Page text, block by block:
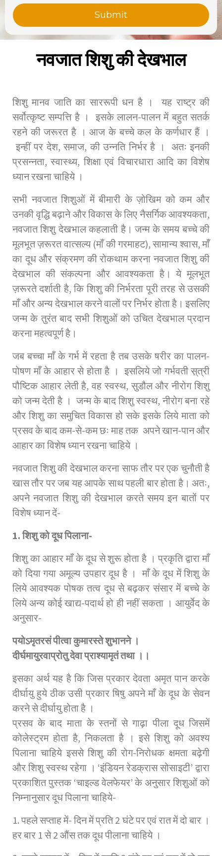
नवजात शिशु की देखभाल
शिशु मानव जाति का साररूपी धन है । यह राष्ट्र की
सर्वोत्कृष्ट सम्पत्ति है । इसके लालन-पालन में बहुत सतर्क
रहने की जरूरत है । आज के बच्चे कल के कर्णधार हैं ।
इन्हीं पर देश, समाज, की उन्नति निर्भर है । अतः इनकी
प्रसन्नता, स्वास्थ्य, शिक्षा एवं विचारधारा आदि का विशेष
ध्यान रखना चाहिये ।
सभी नवजात शिशुओं में बीमारी के ज़ोखिम को कम और
उनकी वृद्धि बढ़ाने और विकास के लिए नैसर्गिक आवश्यकता,
नवजात शिशु देखभाल कहलाती है। जन्म के समय बच्चे की
मूलभूत ज़रूरत वात्सल्य (माँ की गरमाहट), सामान्य श्वास, माँ
का दूध और संक्रमण की रोकथाम करना नवजात शिशु की
देखभाल की संकल्पना और आवश्यकता है। ये मूलभूत
ज़रूरते दर्शाती है, कि शिशु की निर्भरता पूरी तरह से उसकी
माँ और अन्य देखभाल करने वालों पर निर्भर होता है। इसलिए
जन्म के तुरंत बाद सभी शिशुओं को उचित देखभाल प्रदान
करना महत्वपूर्ण है।
जब बच्चा माँ के गर्भ में रहता है तब उसके षरीर का पालन-
पोषण माँ के आहार से होता है । इसलिये जो गर्भवती स़्त्री
पौष्टिक आहार लेती है, वह स्वस्थ, सुडौल और नीरोग शिशु
को जन्म देती है । जन्म के बाद शिशु स्वस्थ, नीरोग बना रहे
और शिशु का समुचित विकास हो सके इसके लिये माता को
प्रसव के बाद कम-से-कम छः माह तक अपने खान-पान और
आहार का विशेष ध्यान रखना चाहिये ।
नवजात शिशु की देखभाल करना साफ तौर पर एक चुनौती है
खास तौर पर जब यह आपके साथ पहली बार होता है। अतः,
अपने नवजात शिशु की देखभाल करते समय इन बातों पर
विशेष ध्यान दें-
1. शिशु को दूध पिलाना-
शिशु का आहार माँ के दूध से शुरू होता है । प्रकृति द्वारा माँ
को दिया गया अमूल्य उपहार दूध है । माँ के दूध में शिशु के
लिये आवश्यक पोषक तत्व दूध से बढ़कर संसार में बच्चे के
लिये अन्य कोई खाद्य-पदार्थ हो ही नहीं सकता । आयुर्वेद के
अनुसार-
पयोऽमृतरसं पीत्वा कुमारस्ते शुभानने ।
दीर्घमायुरवाप्रोतु देवा प्राश्यामृतं तथा ।।
इसका अर्थ यह है कि जिस प्रकार देवता अमृत पान करके
दीर्घायु हुये ठीक उसी प्रकार षिषु अपने माँ के दूध के सेवन
करने से दीर्घायु होता है ।
प्रसव के बाद माता के स्तनों से गाढ़ा पीला दूध जिसमें
कोलेस्ट्रम होता है, निकलता है । इसे शिशु को अवश्य
पिलाना चाहिये इससे शिशु की रोग-निरोधक क्षमता बढ़ेगी
और शिशु स्वस्थ रहेगा । ‘इंडियन रेडक्रास सोसाइटी’ द्वारा
प्रकाशित पुस्तक ‘चाइल्ड वेलफेयर’ के अनुसार शिशुओं को
निम्नानुसार दूध पिलाना चाहिये-
1. पहले सप्ताह में- दिन में प्रति 2 घंटे पर एवं रात में दो बार ।
हर बार 1 से 2 औंस तक दूध पीलाना चाहिये ।